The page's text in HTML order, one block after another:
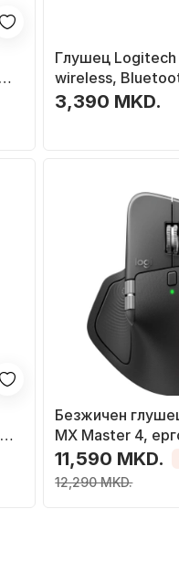
Глушец
wireless,
сива
3,390 MKD.
Безжичен
MX Master 4,
графит
11,590 MKD.
12,290 MKD.